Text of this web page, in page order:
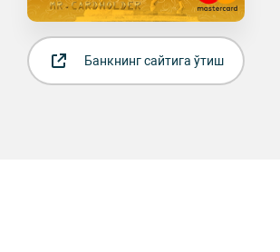
Банкнинг сайтига ўтиш